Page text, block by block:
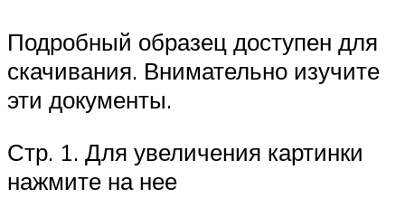
Подробный образец доступен для
скачивания. Внимательно изучите
эти документы.
Стр. 1. Для увеличения картинки
нажмите на нее